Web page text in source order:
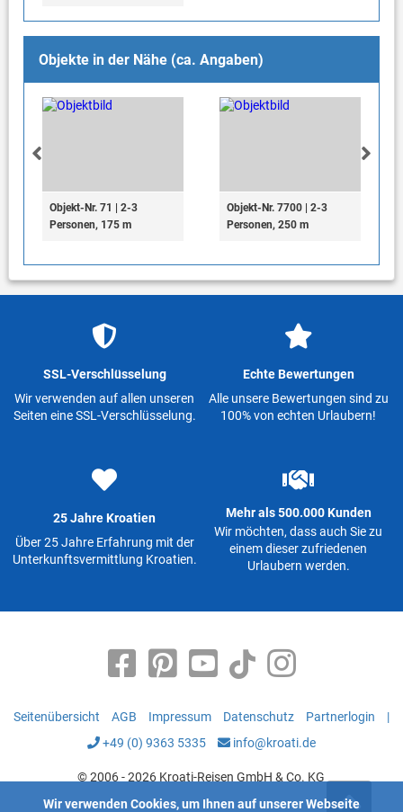
Objekte in der Nähe (ca. Angaben)
Objekt-Nr. 71 | 2-3
Personen, 175 m
Objekt-Nr. 7700 | 2-3
Personen, 250 m
SSL-Verschlüsselung
Wir verwenden auf allen unseren
Seiten eine SSL-Verschlüsselung.
Echte Bewertungen
Alle unsere Bewertungen sind zu
100% von echten Urlaubern!
25 Jahre Kroatien
Über 25 Jahre Erfahrung mit der
Unterkunftsvermittlung Kroatien.
Mehr als 500.000 Kunden
Wir möchten, dass auch Sie zu
einem dieser zufriedenen
Urlaubern werden.
Seitenübersicht AGB Impressum Datenschutz Partnerlogin
|
+49 (0) 9363 5335
info@kroati.de
© 2006 - 2026 Kroati-Reisen GmbH & Co. KG
Wir verwenden Cookies, um Ihnen auf unserer Webseite